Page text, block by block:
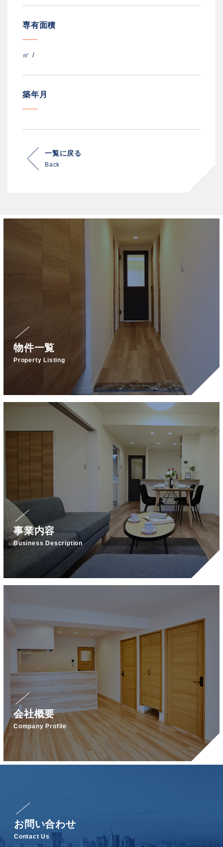
専有面積
㎡ /
築年月
一覧に戻る
Back
物件一覧
Property Listing
事業内容
Business Description
会社概要
Company Profile
お問い合わせ
Contact Us